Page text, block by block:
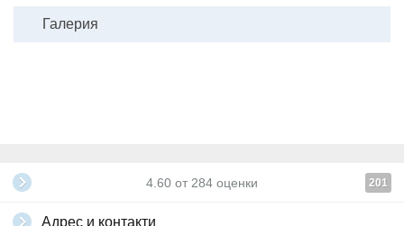
- Солна стая 10лв - 15 минути;
- Спа фиш 10лв - 20 минути.
Галерия
4.60 от 284 оценки 201
Адрес и контакти